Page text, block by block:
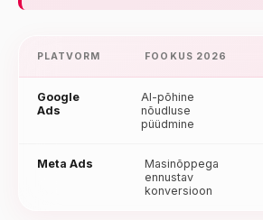
PLATVORM FOOKUS 2026
Google
Ads
AI-põhine
nõudluse
püüdmine
Meta Ads
Masinõppega
ennustav
konversioon